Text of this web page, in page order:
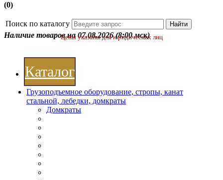
(0)
Поиск по каталогу
Наличие товаров на 07.08.2026 (8:00 мск)
Цены указаны для юридических лиц
Каталог
Грузоподъемное оборудование, стропы, канат
стальной, лебедки, домкраты
Домкраты